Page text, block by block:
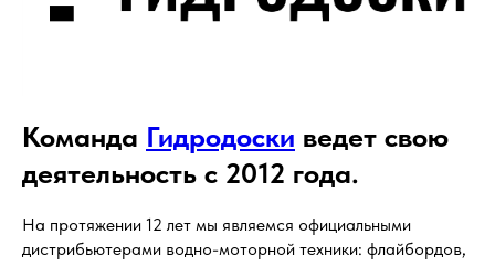
Команда Гидродоски ведет свою
деятельность с 2012 года.
На протяжении 12 лет мы являемся официальными
дистрибьютерами водно-моторной техники: флайбордов,